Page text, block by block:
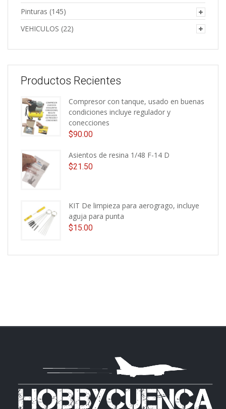
Pinturas (145)
VEHICULOS (22)
Productos Recientes
Compresor con tanque, usado en buenas
condiciones incluye regulador y
conecciones
$90.00
Asientos de resina 1/48 F-14 D
$21.50
KIT De limpieza para aerogrago, incluye
aguja para punta
$15.00